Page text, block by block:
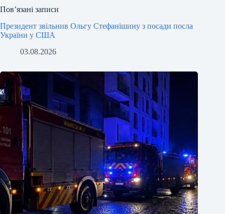
Пов’язані записи
Президент звільнив Ольгу Стефанішину з посади посла
України у США
03.08.2026